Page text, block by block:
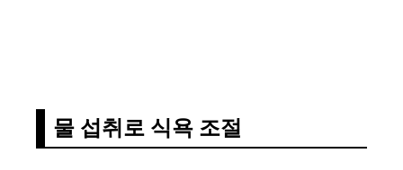
물 섭취로 식욕 조절